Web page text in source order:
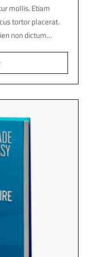
mollis. Etiam
tortor placerat.
non dictum